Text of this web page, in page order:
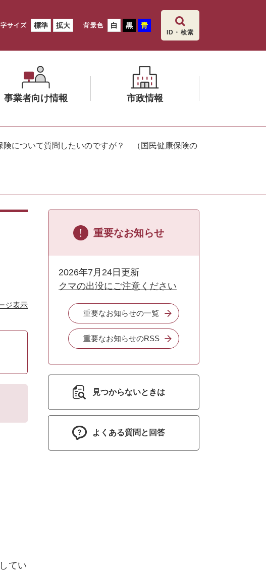
サイズ 標準 拡大 背景色 白 黒 青
ID・検索
事業者向け情報 市政情報
ニ
ひ
険について質問したいのですが？ （国民健康保険の
ジ表示
てい
重要なお知らせ
2026年7月24日更新
クマの出没にご注意ください
重要なお知らせの一覧
重要なお知らせのRSS
見つからないときは
よくある質問と回答